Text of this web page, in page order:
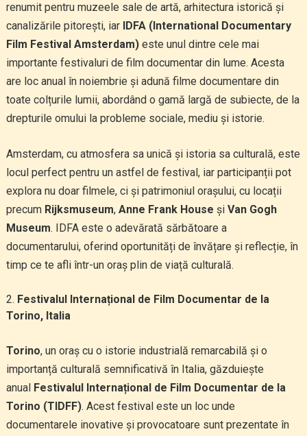
renumit pentru muzeele sale de artă, arhitectura istorică și
canalizările pitorești, iar IDFA (International Documentary
Film Festival Amsterdam)este unul dintre cele mai
importante festivaluri de film documentar din lume. Acesta
are loc anual în noiembrie și adună filme documentare din
toate colțurile lumii, abordând o gamă largă de subiecte, de la
drepturile omului la probleme sociale, mediu și istorie.
Amsterdam, cu atmosfera sa unică și istoria sa culturală, este
locul perfect pentru un astfel de festival, iar participanții pot
explora nu doar filmele, ci și patrimoniul orașului, cu locații
precum Rijksmuseum, Anne Frank House și Van Gogh
Museum. IDFA este o adevărată sărbătoare a
documentarului, oferind oportunități de învățare și reflecție, în
timp ce te afli într-un oraș plin de viață culturală.
Festivalul Internațional de Film Documentar de la
Torino, Italia
Torino, un oraș cu o istorie industrială remarcabilă și o
importanță culturală semnificativă în Italia, găzduiește
anual Festivalul Internațional de Film Documentar de la
Torino (TIDFF). Acest festival este un loc unde
documentarele inovative și provocatoare sunt prezentate în